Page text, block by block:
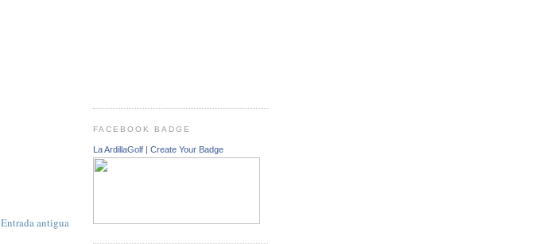
Entrada antigua
FACEBOOK BADGE
La ArdillaGolf | Create Your Badge